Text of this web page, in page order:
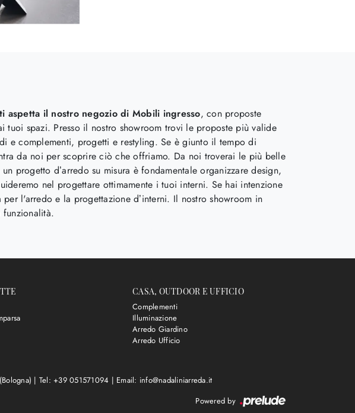
aspetta il nostro negozio di Mobili ingresso, con proposte
spazi. Presso il nostro showroom trovi le proposte più valide
e complementi, progetti e restyling. Se è giunto il tempo di
da noi per scoprire ciò che offriamo. Da noi troverai le più belle
progetto d’arredo su misura è fondamentale organizzare design,
nel progettare ottimamente i tuoi interni. Se hai intenzione
l'arredo e la progettazione d’interni. Il nostro showroom in
CASA, OUTDOOR E UFFICIO
Complementi
Illuminazione
Arredo Giardino
Arredo Ufficio
| Tel: +39 051571094 | Email: info@nadaliniarreda.it
Powered by